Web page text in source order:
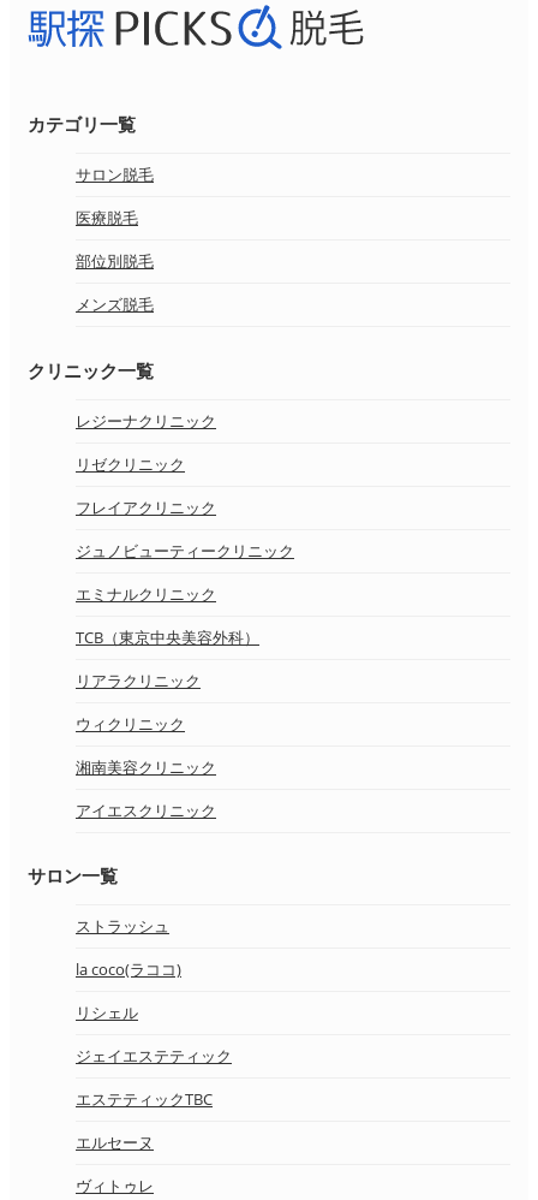
カテゴリ一覧
サロン脱毛
医療脱毛
部位別脱毛
メンズ脱毛
クリニック一覧
レジーナクリニック
リゼクリニック
フレイアクリニック
ジュノビューティークリニック
エミナルクリニック
TCB（東京中央美容外科）
リアラクリニック
ウィクリニック
湘南美容クリニック
アイエスクリニック
サロン一覧
ストラッシュ
la coco(ラココ)
リシェル
ジェイエステティック
エステティックTBC
エルセーヌ
ヴィトゥレ